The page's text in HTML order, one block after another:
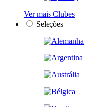
Ver mais Clubes
Seleções